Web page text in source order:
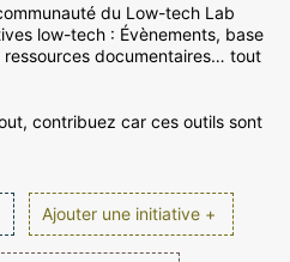
du Low-tech Lab
low-tech : Évènements, base
documentaires… tout
contribuez car ces outils sont
Ajouter une initiative +